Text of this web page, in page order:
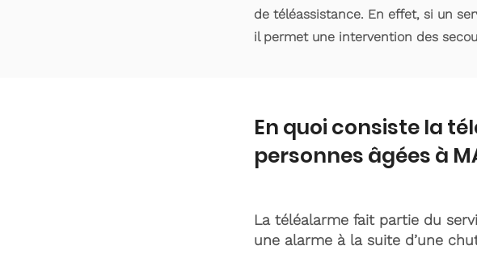
de téléassistance. En effet, si un
il permet une intervention des
En quoi consiste la
personnes âgées à
La téléalarme fait partie du
une alarme à la suite d’une